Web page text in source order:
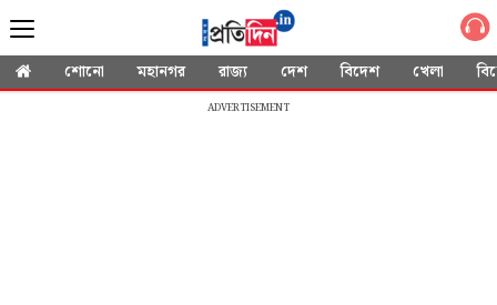
শোনো মহানগর রাজ্য দেশ বিদেশ খেলা
ADVERTISEMENT